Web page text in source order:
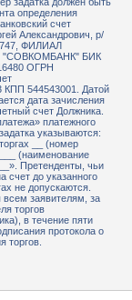
определения
счет
Александрович, р/
ФИЛИАЛ
БИК
ОГРН
КПП 544543001. Датой
дата зачисления
счет Должника.
платежного
указываются:
__ (номер
(наименование
Претенденты, чьи
счет до указанного
не допускаются.
заявителям, за
торгов
в течение пяти
протокола о
торгов.